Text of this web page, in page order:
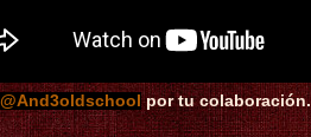
@And3oldschoolpor tu colaboración.